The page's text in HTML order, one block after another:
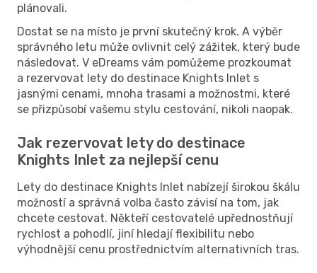
plánovali.
Dostat se na místo je první skutečný krok. A výběr
správného letu může ovlivnit celý zážitek, který bude
následovat. V eDreams vám pomůžeme prozkoumat
a rezervovat lety do destinace Knights Inlet s
jasnými cenami, mnoha trasami a možnostmi, které
se přizpůsobí vašemu stylu cestování, nikoli naopak.
Jak rezervovat lety do destinace
Knights Inlet za nejlepší cenu
Lety do destinace Knights Inlet nabízejí širokou škálu
možností a správná volba často závisí na tom, jak
chcete cestovat. Někteří cestovatelé upřednostňují
rychlost a pohodlí, jiní hledají flexibilitu nebo
výhodnější cenu prostřednictvím alternativních tras.